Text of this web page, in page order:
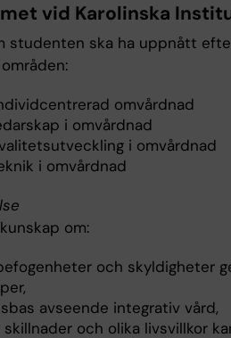
vid Karolinska
studenten ska ha uppnått
omvårdnad
i omvårdnad
i omvårdnad
i omvårdnad
om:
och skyldigheter
avseende integrativ vård,
och olika livsvillkor